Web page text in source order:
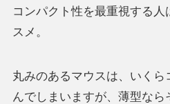
コンパクト性を最重視する人
スメ。
丸みのあるマウスは、いくら
んでしまいますが、薄型なら